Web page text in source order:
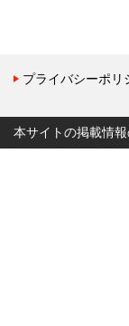
プライバシーポリ
本サイトの掲載情